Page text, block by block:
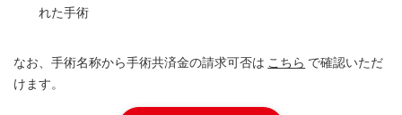
れた手術
なお、手術名称から手術共済金の請求可否は こちら で確認いただ
けます。